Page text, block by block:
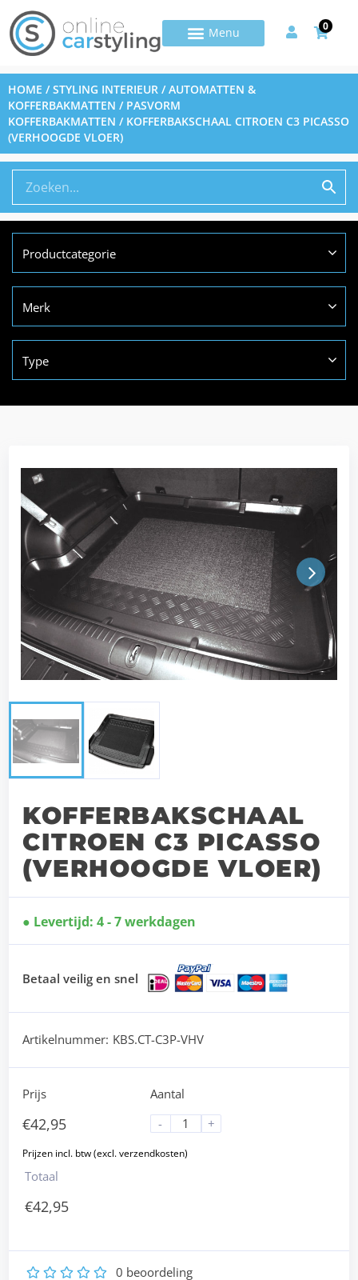
0
HOME /STYLING INTERIEUR /AUTOMATTEN &
KOFFERBAKMATTEN / PASVORM
KOFFERBAKMATTEN / KOFFERBAKSCHAAL CITROEN C3 PICASSO
(VERHOOGDE VLOER)
Productcategorie
Merk
Type
Next
KOFFERBAKSCHAAL
CITROEN C3 PICASSO
(VERHOOGDE VLOER)
Levertijd: 4 - 7 werkdagen
Betaal veilig en snel
Artikelnummer: KBS.CT-C3P-VHV
Prijs
€42,95
Aantal
-
+
Totaal
€42,95
5
4
3
2 0 beoordeling